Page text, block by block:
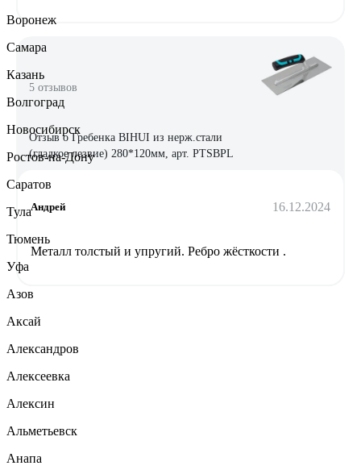
5 отзывов
Отзыв о Гребенка BIHUI из нерж.стали
(гладкое лезвие) 280*120мм, арт. PTSBPL
Андрей 16.12.2024
Металл толстый и упругий. Ребро жёсткости .
Воронеж
Самара
Казань
Волгоград
Новосибирск
Ростов-на-Дону
Саратов
Тула
Тюмень
Уфа
Азов
Аксай
Александров
Алексеевка
Алексин
Альметьевск
Анапа